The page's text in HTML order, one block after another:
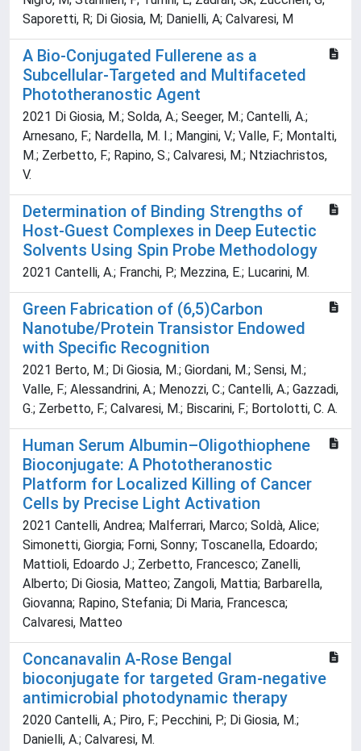
Saporetti, R; Di Giosia, M; Danielli, A; Calvaresi, M
A Bio-Conjugated Fullerene as a
Subcellular-Targeted and Multifaceted
Phototheranostic Agent
2021 Di Giosia, M.; Solda, A.; Seeger, M.; Cantelli, A.;
Arnesano, F.; Nardella, M. I.; Mangini, V.; Valle, F.; Montalti,
M.; Zerbetto, F.; Rapino, S.; Calvaresi, M.; Ntziachristos,
V.
Determination of Binding Strengths of
Host-Guest Complexes in Deep Eutectic
Solvents Using Spin Probe Methodology
2021 Cantelli, A.; Franchi, P.; Mezzina, E.; Lucarini, M.
Green Fabrication of (6,5)Carbon
Nanotube/Protein Transistor Endowed
with Specific Recognition
2021 Berto, M.; Di Giosia, M.; Giordani, M.; Sensi, M.;
Valle, F.; Alessandrini, A.; Menozzi, C.; Cantelli, A.; Gazzadi,
G.; Zerbetto, F.; Calvaresi, M.; Biscarini, F.; Bortolotti, C. A.
Human Serum Albumin–Oligothiophene
Bioconjugate: A Phototheranostic
Platform for Localized Killing of Cancer
Cells by Precise Light Activation
2021 Cantelli, Andrea; Malferrari, Marco; Soldà, Alice;
Simonetti, Giorgia; Forni, Sonny; Toscanella, Edoardo;
Mattioli, Edoardo J.; Zerbetto, Francesco; Zanelli,
Alberto; Di Giosia, Matteo; Zangoli, Mattia; Barbarella,
Giovanna; Rapino, Stefania; Di Maria, Francesca;
Calvaresi, Matteo
Concanavalin A-Rose Bengal
bioconjugate for targeted Gram-negative
antimicrobial photodynamic therapy
2020 Cantelli, A.; Piro, F.; Pecchini, P.; Di Giosia, M.;
Danielli, A.; Calvaresi, M.